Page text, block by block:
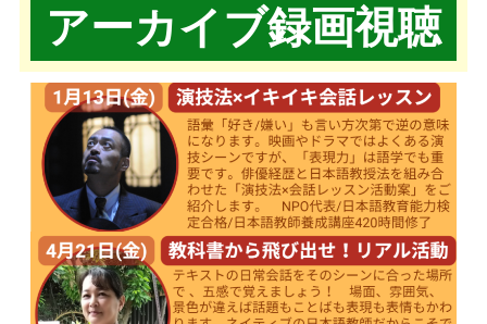
アーカイブ録画視聴